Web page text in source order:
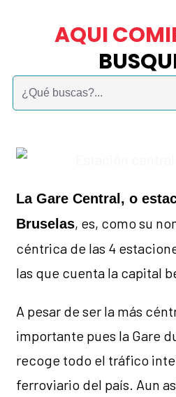
AQUI
Buscar:
La Gare Central, o
Bruselas, es, como su
céntrica de las 4
las que cuenta la capital
A pesar de ser la más
importante pues la Gare
recoge todo el tráfico
ferroviario del país. Aun